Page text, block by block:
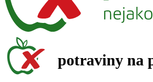
potraviny na